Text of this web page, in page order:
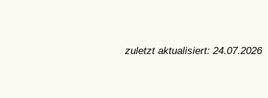
zuletzt aktualisiert: 24.07.2026